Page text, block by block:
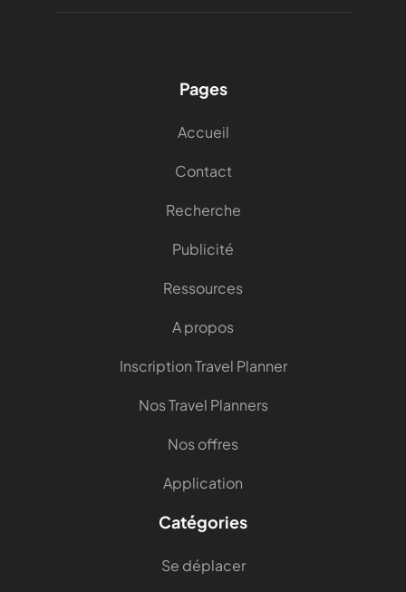
Pages
Accueil
Contact
Recherche
Publicité
Ressources
A propos
Inscription Travel Planner
Nos Travel Planners
Nos offres
Application
Catégories
Se déplacer